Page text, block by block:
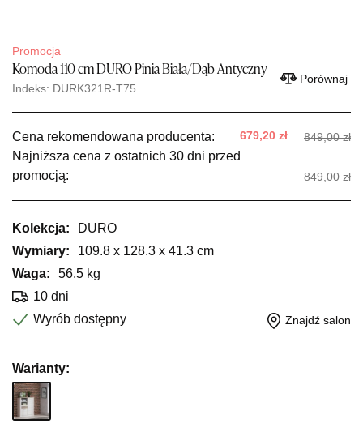
Promocja
Komoda 110 cm DURO Pinia Biała/Dąb Antyczny
Indeks: DURK321R-T75
Porównaj
Cena rekomendowana producenta: 679,20 zł 849,00 zł
Najniższa cena z ostatnich 30 dni przed
promocją:
849,00 zł
Kolekcja:
DURO
Wymiary:
109.8 x 128.3 x 41.3 cm
Waga:
56.5 kg
10 dni
Wyrób dostępny
Znajdź salon
Warianty: